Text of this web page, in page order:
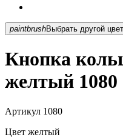
paintbrush Выбрать другой цвет
Кнопка
желтый 1080
Артикул 1080
Цвет желтый